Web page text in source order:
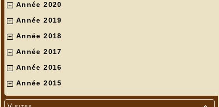
Année 2020
Année 2019
Année 2018
Année 2017
Année 2016
Année 2015